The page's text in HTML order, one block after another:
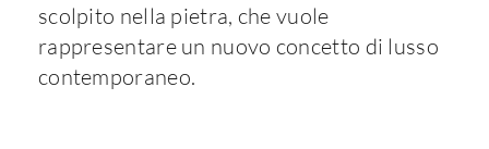
scolpito nella pietra, che vuole
rappresentare un nuovo concetto di lusso
contemporaneo.